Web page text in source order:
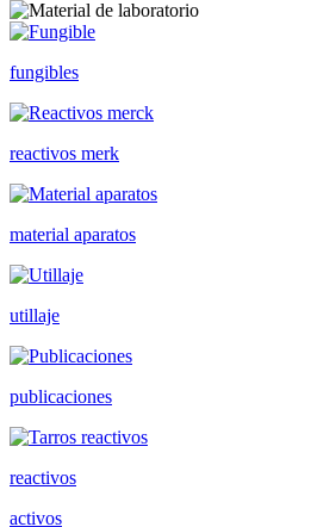
fungibles
reactivos merk
material aparatos
utillaje
publicaciones
reactivos
activos